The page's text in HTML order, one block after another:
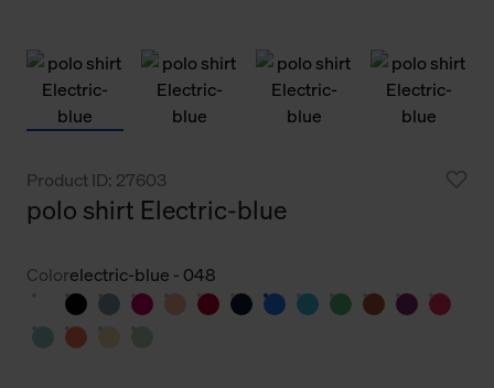
Product ID: 27603
polo shirt Electric-blue
Colorelectric-blue - 048